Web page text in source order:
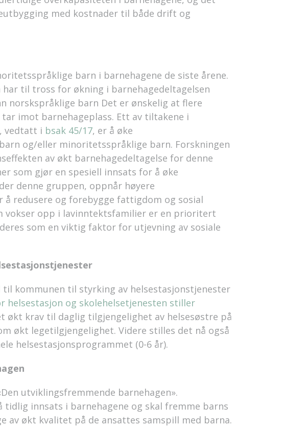
med kostnader til både drift og
barn i barnehagene de siste årene.
til tross for økning i barnehagedeltagelsen
norskspråklige barn Det er ønskelig at flere
imot barnehageplass. Ett av tiltakene i
, vedtatt i bsak 45/17, er å øke
og/eller minoritetsspråklige barn. Forskningen
av økt barnehagedeltagelse for denne
som gjør en spesiell innsats for å øke
denne gruppen, oppnår høyere
å redusere og forebygge fattigdom og sosial
vokser opp i lavinntektsfamilier er en prioritert
som en viktig faktor for utjevning av sosiale
kommunen til styrking av helsestasjonstjenester
helsestasjon og skolehelsetjenesten stiller
økt krav til daglig tilgjengelighet av helsesøstre på
økt legetilgjengelighet. Videre stilles det nå også
helsestasjonsprogrammet (0-6 år).
utviklingsfremmende barnehagen».
innsats i barnehagene og skal fremme barns
av økt kvalitet på de ansattes samspill med barna.